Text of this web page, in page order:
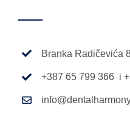
Branka Radičevića
+387 65 799 366 i